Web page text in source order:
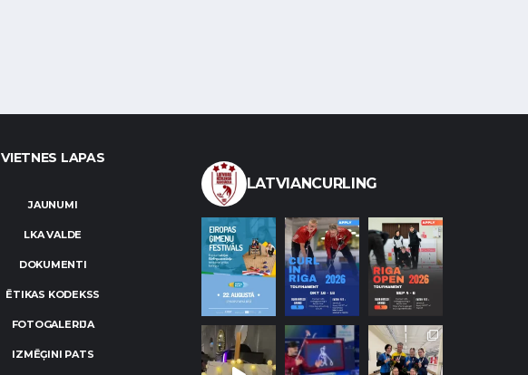
VIETNES LAPAS
JAUNUMI
LKA VALDE
DOKUMENTI
ĒTIKAS KODEKSS
FOTOGALERIJA
IZMĒĢINI PATS
LATVIANCURLING